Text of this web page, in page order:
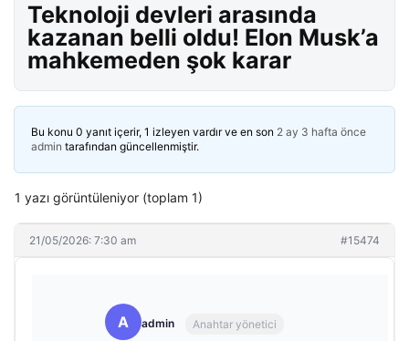
Teknoloji devleri arasında
kazanan belli oldu! Elon Musk’a
mahkemeden şok karar
Bu konu 0 yanıt içerir, 1 izleyen vardır ve en son 2 ay 3 hafta önce
admin tarafından güncellenmiştir.
1 yazı görüntüleniyor (toplam 1)
21/05/2026: 7:30 am #15474
A admin Anahtar yönetici